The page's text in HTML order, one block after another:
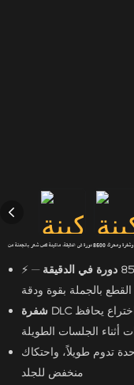
⚡ —
بالجملة بقوة ودقة
يحافظ
أثناء الجلسات الطويلة
تدوم طويلاً، واحتكاك
منخفض للجلد